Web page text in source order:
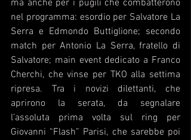
ma anche per i pugili che combatterono
nel programma: esordio per Salvatore La
Serra e Edmondo Buttiglione; secondo
match per Antonio La Serra, fratello di
Salvatore; main event dedicato a Franco
Cherchi, che vinse per TKO alla settima
ripresa. Tra i novizi dilettanti, che
aprirono la serata, da segnalare
l’assoluta prima volta sul ring per
Giovanni “Flash” Parisi, che sarebbe poi